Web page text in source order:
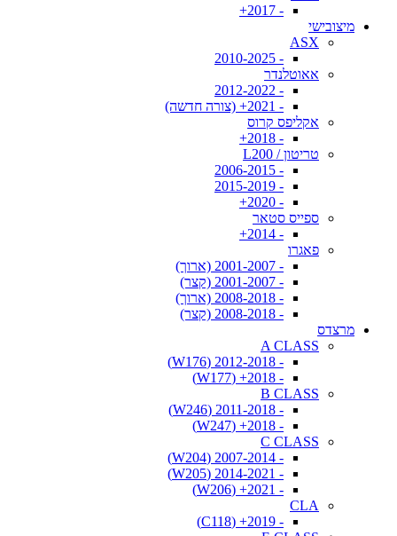
- 2017+
מיצובישי
ASX
- 2010-2025
אאוטלנדר
- 2012-2022
- 2021+ (צורה חדשה)
אקליפס קרוס
- 2018+
טריטון / L200
- 2006-2015
- 2015-2019
- 2020+
ספייס סטאר
- 2014+
פאגרו
- 2001-2007 (ארוך)
- 2001-2007 (קצר)
- 2008-2018 (ארוך)
- 2008-2018 (קצר)
מרצדס
A CLASS
- 2012-2018 (W176)
- 2018+ (W177)
B CLASS
- 2011-2018 (W246)
- 2018+ (W247)
C CLASS
- 2007-2014 (W204)
- 2014-2021 (W205)
- 2021+ (W206)
CLA
- 2019+ (C118)